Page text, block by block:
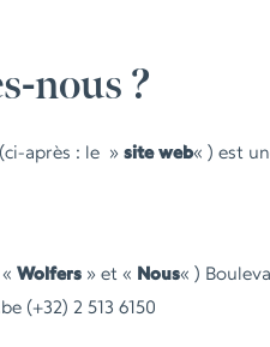
nous ?
(ci-après : le »site web« ) est
«Wolfers » et « Nous« )
(+32) 2 513 6150